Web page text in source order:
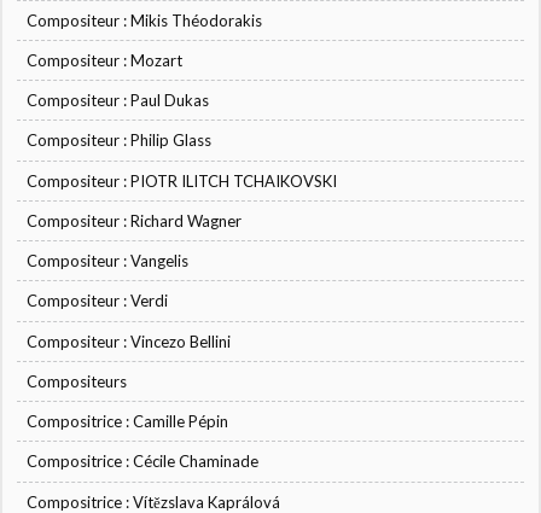
Compositeur : Mikis Théodorakis
Compositeur : Mozart
Compositeur : Paul Dukas
Compositeur : Philip Glass
Compositeur : PIOTR ILITCH TCHAIKOVSKI
Compositeur : Richard Wagner
Compositeur : Vangelis
Compositeur : Verdi
Compositeur : Vincezo Bellini
Compositeurs
Compositrice : Camille Pépin
Compositrice : Cécile Chaminade
Compositrice : Vítězslava Kaprálová